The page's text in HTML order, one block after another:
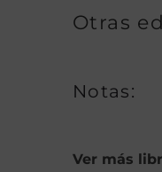
Otras
Notas:
Ver más